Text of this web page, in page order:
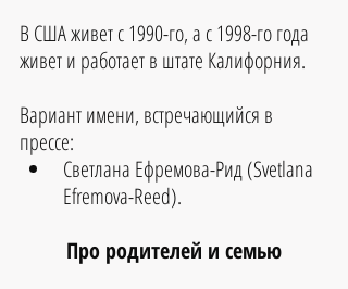
В США живет с 1990-го, а с 1998-го года
живет и работает в штате Калифорния.
Вариант имени, встречающийся в
прессе:
Светлана Ефремова-Рид (Svetlana
Efremova-Reed).
Про родителей и семью